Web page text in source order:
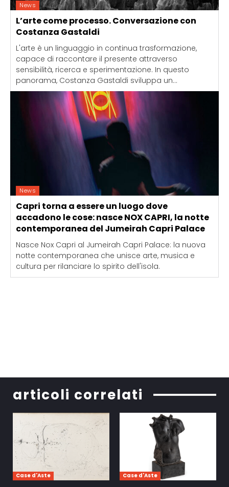
News
L’arte come processo. Conversazione con
Costanza Gastaldi
L'arte è un linguaggio in continua trasformazione,
capace di raccontare il presente attraverso
sensibilità, ricerca e sperimentazione. In questo
panorama, Costanza Gastaldi sviluppa un...
News
Capri torna a essere un luogo dove
accadono le cose: nasce NOX CAPRI, la notte
contemporanea del Jumeirah Capri Palace
Nasce Nox Capri al Jumeirah Capri Palace: la nuova
notte contemporanea che unisce arte, musica e
cultura per rilanciare lo spirito dell'isola.
articoli correlati
Case d'Aste Case d'Aste